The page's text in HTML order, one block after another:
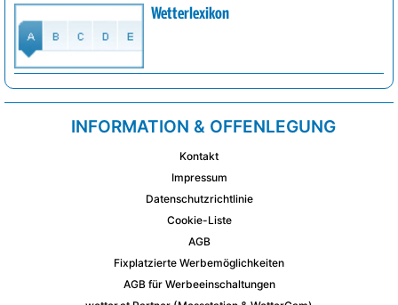
Wetterlexikon
INFORMATION & OFFENLEGUNG
Kontakt
Impressum
Datenschutzrichtlinie
Cookie-Liste
AGB
Fixplatzierte Werbemöglichkeiten
AGB für Werbeeinschaltungen